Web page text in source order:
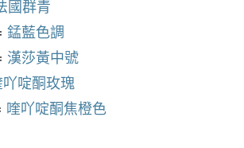
國群青
錳藍色調
漢莎黃中號
吖啶酮玫瑰
喹吖啶酮焦橙色